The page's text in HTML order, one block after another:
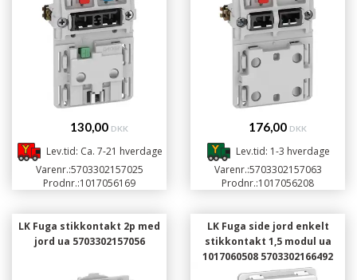
130,00 DKK
Lev.tid: Ca. 7-21 hverdage
Varenr.:5703302157025
Prodnr.:1017056169
176,00 DKK
Lev.tid: 1-3 hverdage
Varenr.:5703302157063
Prodnr.:1017056208
LK Fuga stikkontakt 2p med
jord ua 5703302157056
LK Fuga side jord enkelt
stikkontakt 1,5 modul ua
1017060508 5703302166492